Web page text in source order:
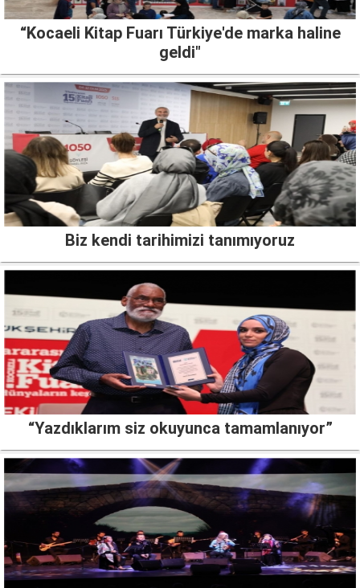
“Kocaeli Kitap Fuarı Türkiye'de marka haline
geldi"
Biz kendi tarihimizi tanımıyoruz
“Yazdıklarım siz okuyunca tamamlanıyor”